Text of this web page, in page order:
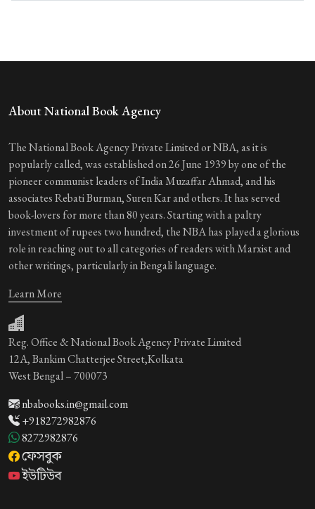
About National Book Agency
The National Book Agency Private Limited or NBA, as it is
popularly called, was established on 26 June 1939 by one of the
pioneer communist leaders of India Muzaffar Ahmad, and his
associates Rebati Burman, Suren Kar and others. It has served
book-lovers for more than 80 years. Starting with a paltry
investment of rupees two hundred, the NBA has played a glorious
role in reaching out to all categories of readers with Marxist and
other writings, particularly in Bengali language.
Learn More
Reg. Office & National Book Agency Private Limited
12A, Bankim Chatterjee Street,Kolkata
West Bengal – 700073
nbabooks.in@gmail.com
+918272982876
8272982876
ফেসবুক
ইউটিউব